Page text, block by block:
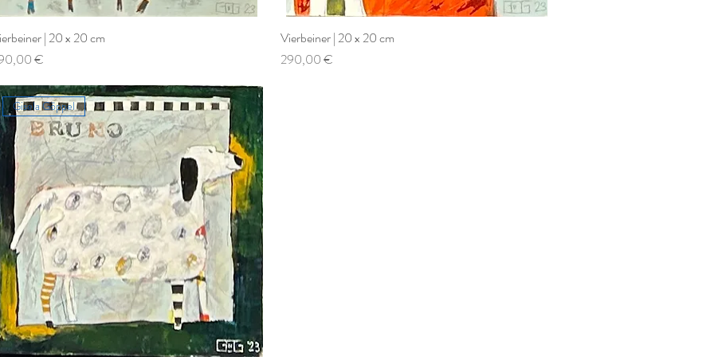
| 20 x 20 cm
€
Vierbeiner | 20 x 20 cm
Preis
290,00 €
Gisela Göppel